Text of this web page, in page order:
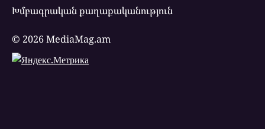
Խմբագրական քաղաքականություն
© 2026 MediaMag.am